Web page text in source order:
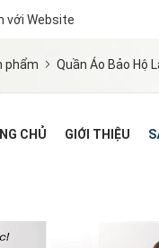
với Website
phẩm Quần Áo Bảo Hộ
CHỦ GIỚI THIỆU